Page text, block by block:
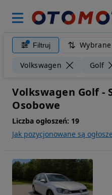
Filtruj
Volkswagen Golf
Volkswagen Golf -
Osobowe
Liczba ogłoszeń: 19
Jak pozycjonowane są